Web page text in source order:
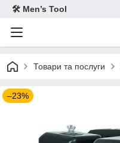
🛠 Men’s Tool
Товари та послуги
–23%